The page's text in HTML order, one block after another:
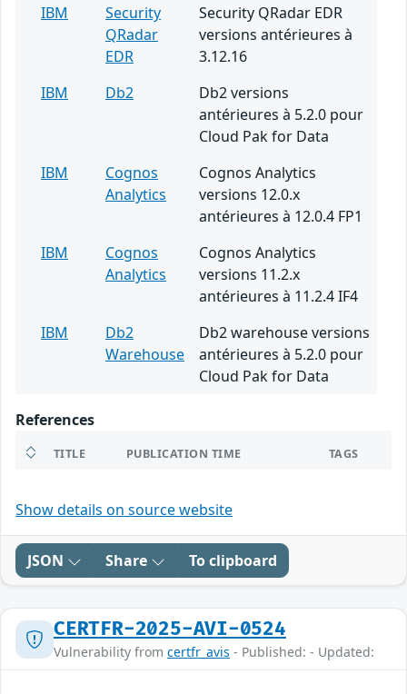
IBM
Security
QRadar
EDR
Security QRadar EDR
versions antérieures à
3.12.16
IBM
Db2
Db2 versions
antérieures à 5.2.0 pour
Cloud Pak for Data
IBM
Cognos
Analytics
Cognos Analytics
versions 12.0.x
antérieures à 12.0.4 FP1
IBM
Cognos
Analytics
Cognos Analytics
versions 11.2.x
antérieures à 11.2.4 IF4
IBM
Db2
Warehouse
Db2 warehouse versions
antérieures à 5.2.0 pour
Cloud Pak for Data
References
TITLE PUBLICATION TIME TAGS
Show details on source website
JSON Share To clipboard
CERTFR-2025-AVI-0524
Vulnerability from certfr_avis - Published: - Updated: